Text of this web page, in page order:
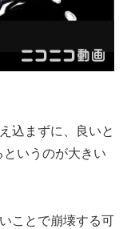
込まずに、良いと
いうのが大きい
ことで崩壊する可